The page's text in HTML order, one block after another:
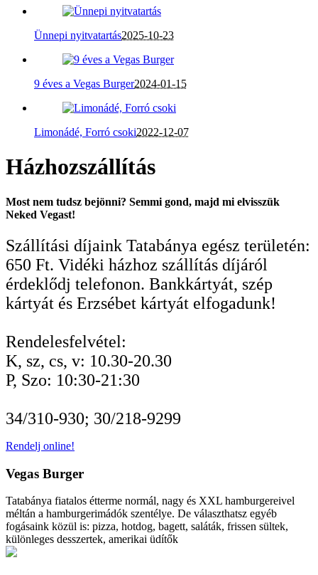
Ünnepi nyitvatartás2025-10-23
9 éves a Vegas Burger2024-01-15
Limonádé, Forró csoki2022-12-07
Házhozszállítás
Most nem tudsz bejönni? Semmi gond, majd mi elvisszük
Neked Vegast!
Szállítási díjaink Tatabánya egész területén:
650 Ft. Vidéki házhoz szállítás díjáról
érdeklődj telefonon. Bankkártyát, szép
kártyát és Erzsébet kártyát elfogadunk!
Rendelesfelvétel:
K, sz, cs, v: 10.30-20.30
P, Szo: 10:30-21:30
34/310-930; 30/218-9299
Rendelj online!
Vegas Burger
Tatabánya fiatalos étterme normál, nagy és XXL hamburgereivel
méltán a hamburgerimádók szentélye. De választhatsz egyéb
fogásaink közül is: pizza, hotdog, bagett, saláták, frissen sültek,
különleges desszertek, amerikai üdítők